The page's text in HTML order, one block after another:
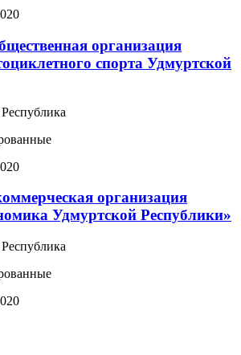
организация
спорта Удмуртской
организация
Удмуртской Республики»